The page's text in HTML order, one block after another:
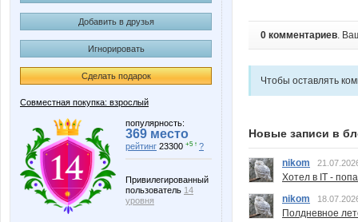
Добавить в друзья
Игнорировать
Сделать подарок
Совместная покупка: взрослый
популярность:
369 место
рейтинг 23300 +5 ↑ ?
Привилегированный
пользователь 14
уровня
0 комментариев.
Чтобы оставлять
Новые записи в
nikom
Хотел в IT -
nikom
Полдневное